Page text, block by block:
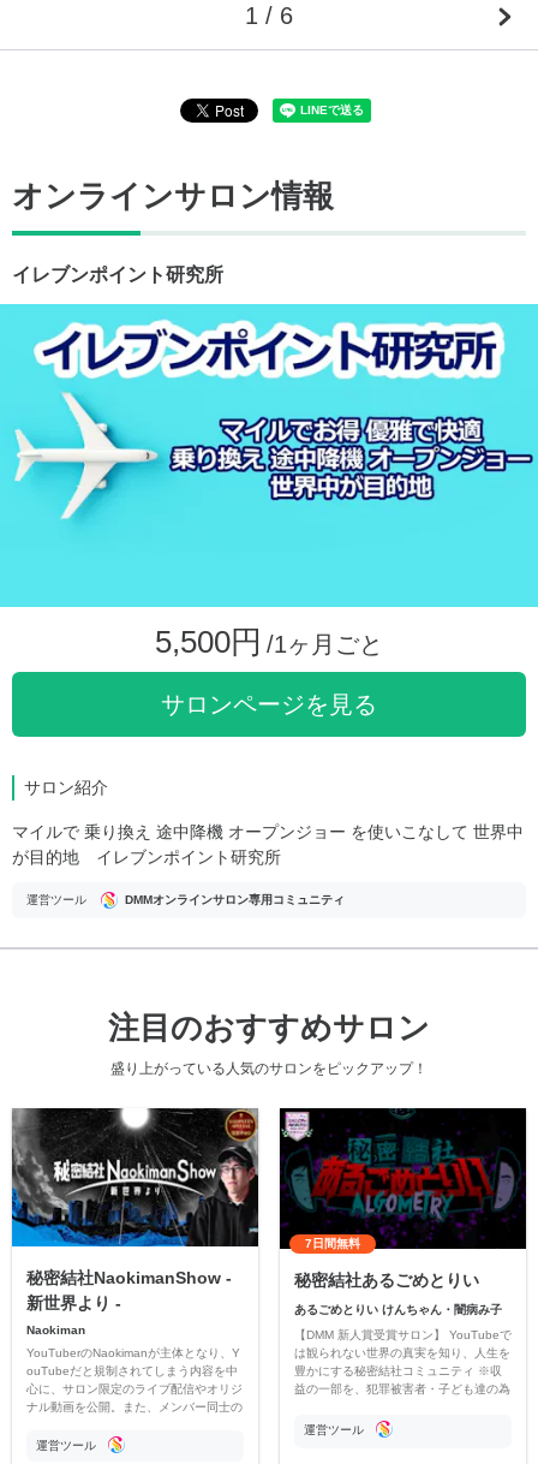
1 / 6
オンラインサロン情報
イレブンポイント研究所
5,500円 /1ヶ月ごと
サロンページを見る
サロン紹介
マイルで 乗り換え 途中降機 オープンジョー を使いこなして 世界中
が目的地 イレブンポイント研究所
運営ツール DMMオンラインサロン専用コミュニティ
注目のおすすめサロン
盛り上がっている人気のサロンをピックアップ！
秘密結社NaokimanShow -
新世界より -
Naokiman
YouTuberのNaokimanが主体となり、Y
ouTubeだと規制されてしまう内容を中
心に、サロン限定のライブ配信やオリジ
ナル動画を公開。また、メンバー同士の
ただいています。
運営ツール
7日間無料
秘密結社あるごめとりい
あるごめとりい けんちゃん・闇病み子
【DMM 新人賞受賞サロン】 YouTubeで
は観られない世界の真実を知り、人生を
豊かにする秘密結社コミュニティ ※収
益の一部を、犯罪被害者・子ども達の為
す運営ツール